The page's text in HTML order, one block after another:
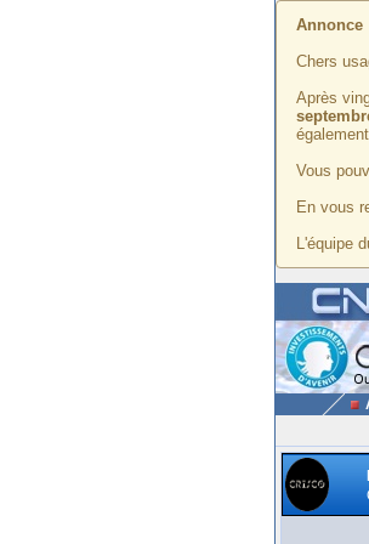
Annonce
Chers
Après
Vous
En vous
L'équipe